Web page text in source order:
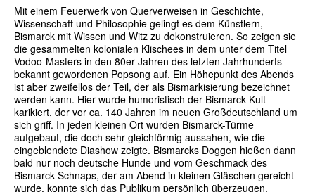
Mit einem Feuerwerk von Querverweisen in Geschichte,
Wissenschaft und Philosophie gelingt es dem Künstlern,
Bismarck mit Wissen und Witz zu dekonstruieren. So zeigen sie
die gesammelten kolonialen Klischees in dem unter dem Titel
Vodoo-Masters in den 80er Jahren des letzten Jahrhunderts
bekannt gewordenen Popsong auf. Ein Höhepunkt des Abends
ist aber zweifellos der Teil, der als Bismarkisierung bezeichnet
werden kann. Hier wurde humoristisch der Bismarck-Kult
karikiert, der vor ca. 140 Jahren im neuen Großdeutschland um
sich griff. In jeden kleinen Ort wurden Bismarck-Türme
aufgebaut, die doch sehr gleichförmig aussahen, wie die
eingeblendete Diashow zeigte. Bismarcks Doggen hießen dann
bald nur noch deutsche Hunde und vom Geschmack des
Bismarck-Schnaps, der am Abend in kleinen Gläschen gereicht
wurde, konnte sich das Publikum persönlich überzeugen.